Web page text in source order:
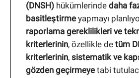
(DNSH) hükümlerinde daha
basitleştirme yapmayı
raporlama gereklilikleri ve
kriterlerinin, özellikle de tüm
kriterlerinin, sistematik ve
gözden geçirmeye tabi